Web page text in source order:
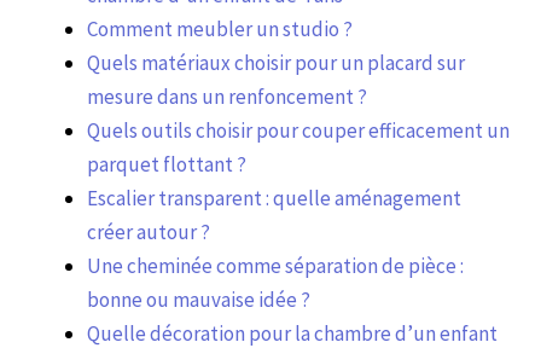
Comment meubler un studio ?
Quels matériaux choisir pour un placard sur
mesure dans un renfoncement ?
Quels outils choisir pour couper efficacement un
parquet flottant ?
Escalier transparent : quelle aménagement
créer autour ?
Une cheminée comme séparation de pièce :
bonne ou mauvaise idée ?
Quelle décoration pour la chambre d’un enfant